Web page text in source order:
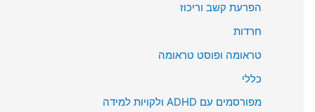
הפרעת קשב וריכוז
חרדות
טראומה ופוסט טראומה
כללי
מפורסמים עם ADHD ולקויות למידה